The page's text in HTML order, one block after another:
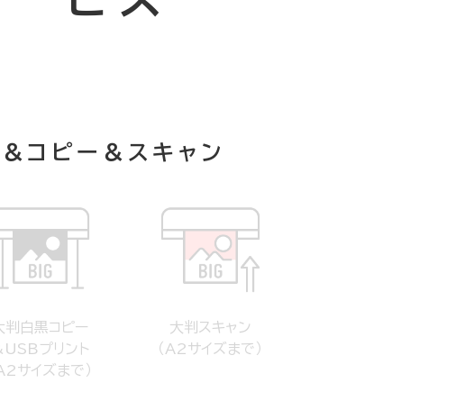
コピー＆スキャン
判白黒コピー
プリント
サイズまで）
大判スキャン
（A2サイズまで）